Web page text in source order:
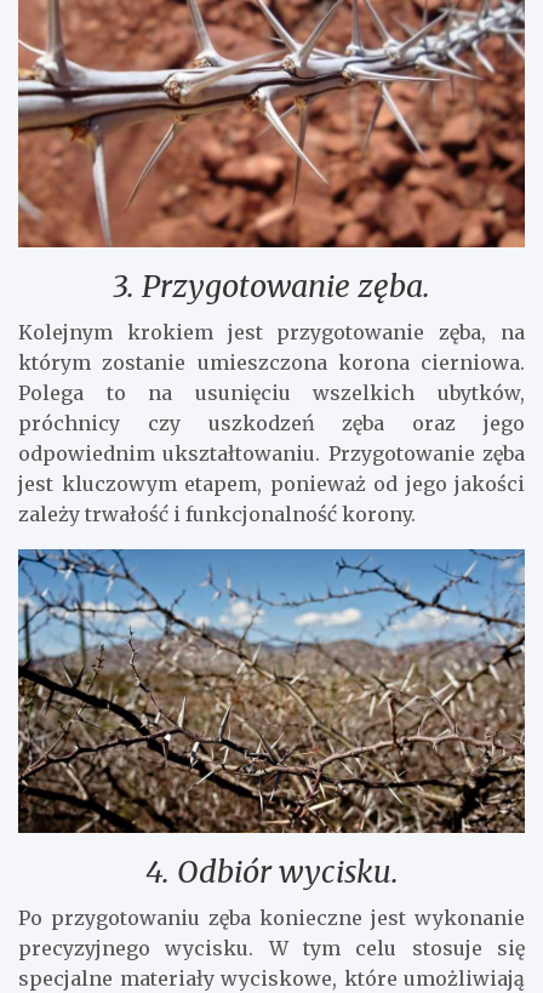
3. Przygotowanie zęba.
Kolejnym krokiem jest przygotowanie zęba, na
którym zostanie umieszczona korona cierniowa.
Polega to na usunięciu wszelkich ubytków,
próchnicy czy uszkodzeń zęba oraz jego
odpowiednim ukształtowaniu. Przygotowanie zęba
jest kluczowym etapem, ponieważ od jego jakości
zależy trwałość i funkcjonalność korony.
4. Odbiór wycisku.
Po przygotowaniu zęba konieczne jest wykonanie
precyzyjnego wycisku. W tym celu stosuje się
specjalne materiały wyciskowe, które umożliwiają